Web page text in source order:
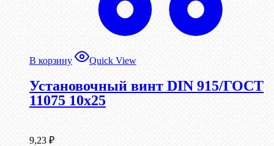
В корзину Quick View
Установочный винт DIN 915/ГОСТ
11075 10х25
9,23 ₽